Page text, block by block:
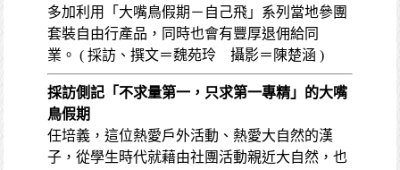
多加利用「大嘴鳥假期－自己飛」系列當地參團
套裝自由行產品，同時也會有豐厚退佣給同
業。 ( 採訪、撰文＝魏苑玲 攝影＝陳楚涵 )
採訪側記 「不求量第一，只求第一專精」的大嘴
鳥假期
任培義，這位熱愛戶外活動、熱愛大自然的漢
子，從學生時代就藉由社團活動親近大自然，也